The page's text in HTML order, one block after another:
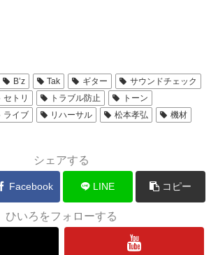
B’z Tak ギター
サウンドチェック
セトリ トラブル防止
トーン
ライブ リハーサル 松本孝弘
機材
シェアする
Facebook LINE コピー
ひいろをフォローする